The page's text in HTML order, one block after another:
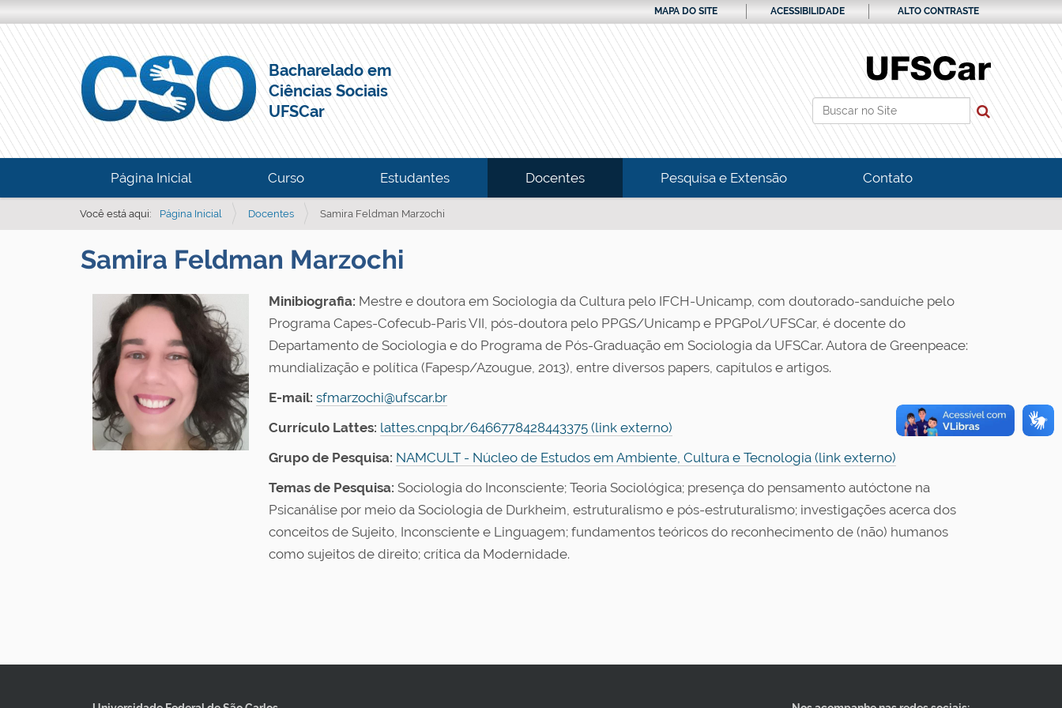
Bacharelado em
Ciências Sociais
UFSCar
Busca
Busca Avançada…
MAPA DO SITE ACESSIBILIDADE ALTO CONTRASTE
Página Inicial Curso Estudantes Docentes Pesquisa e Extensão Contato
Você está aqui: Página Inicial Docentes Samira Feldman Marzochi
Samira Feldman Marzochi
Minibiografia: Mestre e doutora em Sociologia da Cultura pelo IFCH-Unicamp, com doutorado-sanduíche pelo
Programa Capes-Cofecub-Paris VII, pós-doutora pelo PPGS/Unicamp e PPGPol/UFSCar, é docente do
Departamento de Sociologia e do Programa de Pós-Graduação em Sociologia da UFSCar. Autora de Greenpeace:
mundialização e política (Fapesp/Azougue, 2013), entre diversos papers, capítulos e artigos.
E-mail: sfmarzochi@ufscar.br
Currículo Lattes: lattes.cnpq.br/6466778428443375 (link externo)
Grupo de Pesquisa: NAMCULT - Núcleo de Estudos em Ambiente, Cultura e Tecnologia (link externo)
Temas de Pesquisa: Sociologia do Inconsciente; Teoria Sociológica; presença do pensamento autóctone na
Psicanálise por meio da Sociologia de Durkheim, estruturalismo e pós-estruturalismo; investigações acerca dos
conceitos de Sujeito, Inconsciente e Linguagem; fundamentos teóricos do reconhecimento de (não) humanos
como sujeitos de direito; crítica da Modernidade.